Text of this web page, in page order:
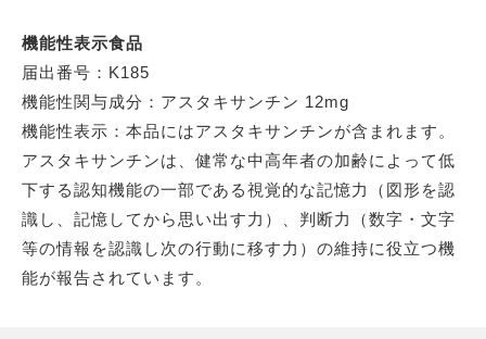
機能性表示食品
届出番号：K185
機能性関与成分：アスタキサンチン 12mg
機能性表示：本品にはアスタキサンチンが含まれます。
アスタキサンチンは、健常な中高年者の加齢によって低
下する認知機能の一部である視覚的な記憶力（図形を認
識し、記憶してから思い出す力）、判断力（数字・文字
等の情報を認識し次の行動に移す力）の維持に役立つ機
能が報告されています。